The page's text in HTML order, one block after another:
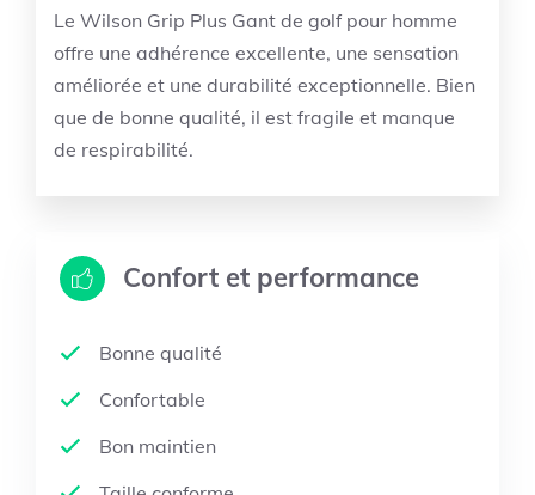
Le Wilson Grip Plus Gant de golf pour homme
offre une adhérence excellente, une sensation
améliorée et une durabilité exceptionnelle. Bien
que de bonne qualité, il est fragile et manque
de respirabilité.
Confort et performance
Bonne qualité
Confortable
Bon maintien